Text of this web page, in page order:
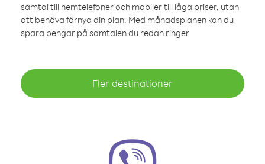
samtal till hemtelefoner och mobiler till låga priser, utan
att behöva förnya din plan. Med månadsplanen kan du
spara pengar på samtalen du redan ringer
Fler destinationer